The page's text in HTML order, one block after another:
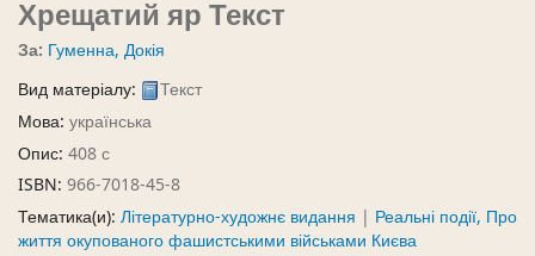
Хрещатий ярТекст
За: Гуменна, Докія
Вид матеріалу:
Текст
Мова: українська
Опис: 408 с
ISBN: 966-7018-45-8
Тематика(и): Літературно-художнє видання | Реальні події, Про
життя окупованого фашистськими військами Києва